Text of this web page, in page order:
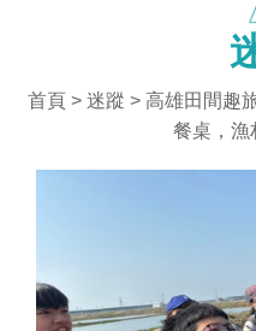
首頁> 迷蹤 > 高雄田間趣
餐桌，漁